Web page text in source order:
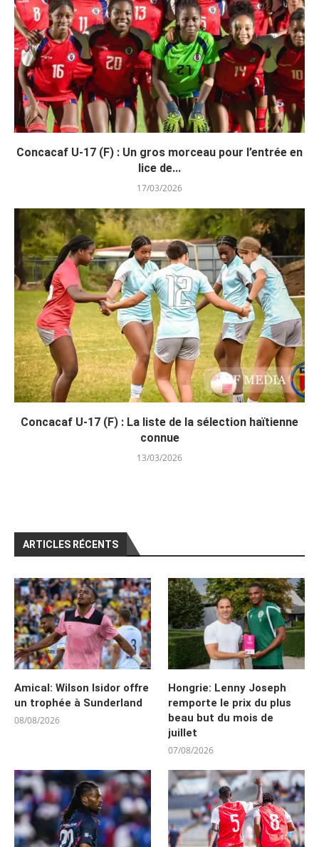
Concacaf U-17 (F) : Un gros morceau pour l’entrée en
lice de...
17/03/2026
Concacaf U-17 (F) : La liste de la sélection haïtienne
connue
13/03/2026
ARTICLES RÉCENTS
Amical: Wilson Isidor offre
un trophée à Sunderland
08/08/2026
Hongrie: Lenny Joseph
remporte le prix du plus
beau but du mois de
juillet
07/08/2026